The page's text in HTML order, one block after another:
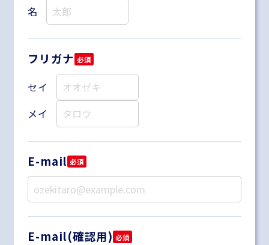
名
フリガナ 必須
セイ
メイ
E-mail 必須
E-mail(確認用) 必須